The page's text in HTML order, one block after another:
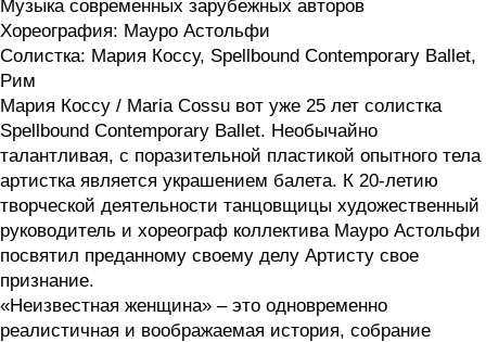
Музыка современных зарубежных авторов
Хореография: Мауро Астольфи
Солистка: Мария Коссу, Spellbound Contemporary Ballet,
Рим
Мария Коссу / Maria Cossu вот уже 25 лет солистка
Spellbound Contemporary Ballet. Необычайно
талантливая, с поразительной пластикой опытного тела
артистка является украшением балета. К 20-летию
творческой деятельности танцовщицы художественный
руководитель и хореограф коллектива Мауро Астольфи
посвятил преданному своему делу Артисту свое
признание.
«Неизвестная женщина» – это одновременно
реалистичная и воображаемая история, собрание